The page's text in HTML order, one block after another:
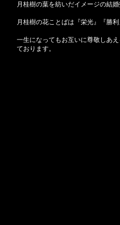
月桂樹の葉を紡いだイメージの結
月桂樹の花ことばは『栄光』『勝利
一生になってもお互いに尊敬しあ
ております。